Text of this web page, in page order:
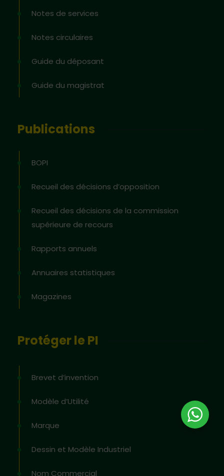
Notes de services
Notes circulaires
Guide du déposant
Guide du magistrat
Publications
BOPI
Recueil des décisions d’opposition
Recueil des décisions de la commission
supérieure de recours
Rapports annuels
Annuaires statistiques
Magazines
Protéger le PI
Brevet d’invention
Modèle d’Utilité
Marque
Dessin et Modèle Industriel
Nom Commercial